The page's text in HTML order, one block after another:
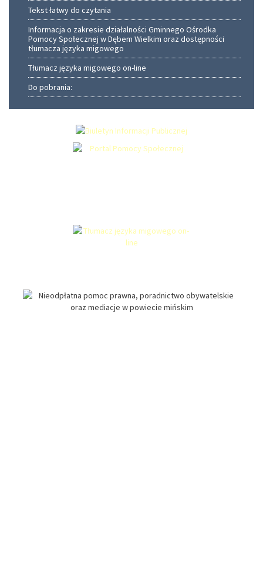
Tekst łatwy do czytania
Informacja o zakresie działalności Gminnego Ośrodka
Pomocy Społecznej w Dębem Wielkim oraz dostępności
tłumacza języka migowego
Tłumacz języka migowego on-line
Do pobrania: